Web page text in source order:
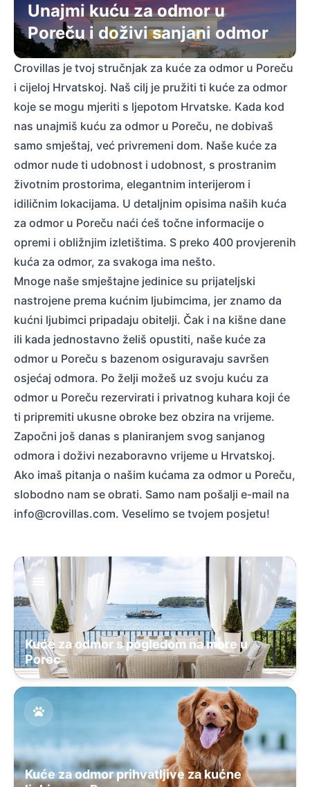
Unajmi kuću za odmor u
Poreču i doživi sanjani odmor
Crovillas je tvoj stručnjak za kuće za odmor u Poreču
i cijeloj Hrvatskoj. Naš cilj je pružiti ti kuće za odmor
koje se mogu mjeriti s ljepotom Hrvatske. Kada kod
nas unajmiš kuću za odmor u Poreču, ne dobivaš
samo smještaj, već privremeni dom. Naše kuće za
odmor nude ti udobnost i udobnost, s prostranim
životnim prostorima, elegantnim interijerom i
idiličnim lokacijama. U detaljnim opisima naših kuća
za odmor u Poreču naći ćeš točne informacije o
opremi i obližnjim izletištima. S preko 400 provjerenih
kuća za odmor, za svakoga ima nešto.
Mnoge naše smještajne jedinice su prijateljski
nastrojene prema kućnim ljubimcima, jer znamo da
kućni ljubimci pripadaju obitelji. Čak i na kišne dane
ili kada jednostavno želiš opustiti, naše kuće za
odmor u Poreču s bazenom osiguravaju savršen
osjećaj odmora. Po želji možeš uz svoju kuću za
odmor u Poreču rezervirati i privatnog kuhara koji će
ti pripremiti ukusne obroke bez obzira na vrijeme.
Započni još danas s planiranjem svog sanjanog
odmora i doživi nezaboravno vrijeme u Hrvatskoj.
Ako imaš pitanja o našim kućama za odmor u Poreču,
slobodno nam se obrati. Samo nam pošalji e-mail na
info@crovillas.com. Veselimo se tvojem posjetu!
Kuće za odmor s pogledom na more u
Porec
Kuće za odmor prihvatljive za kućne